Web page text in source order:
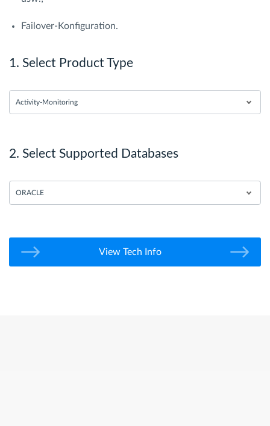
Failover-Konfiguration.
1. Select Product Type
Activity-Monitoring
2. Select Supported Databases
ORACLE
View Tech Info